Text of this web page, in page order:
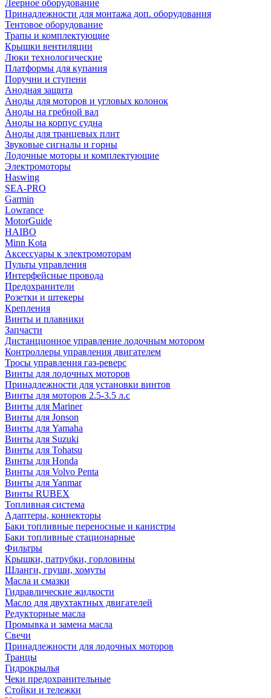
Леерное оборудование
Принадлежности для монтажа доп. оборудования
Тентовое оборудование
Трапы и комплектующие
Крышки вентиляции
Люки технологические
Платформы для купания
Поручни и ступени
Анодная защита
Аноды для моторов и угловых колонок
Аноды на гребной вал
Аноды на корпус судна
Аноды для транцевых плит
Звуковые сигналы и горны
Лодочные моторы и комплектующие
Электромоторы
Haswing
SEA-PRO
Garmin
Lowrance
MotorGuide
HAIBO
Minn Kota
Аксессуары к электромоторам
Пульты управления
Интерфейсные провода
Предохранители
Розетки и штекеры
Крепления
Винты и плавники
Запчасти
Дистанционное управление лодочным мотором
Контроллеры управления двигателем
Тросы управления газ-реверс
Винты для лодочных моторов
Принадлежности для установки винтов
Винты для моторов 2.5-3.5 л.с
Винты для Mariner
Винты для Jonson
Винты для Yamaha
Винты для Suzuki
Винты для Tohatsu
Винты для Honda
Винты для Volvo Penta
Винты для Yanmar
Винты RUBEX
Топливная система
Адаптеры, коннекторы
Баки топливные переносные и канистры
Баки топливные стационарные
Фильтры
Крышки, патрубки, горловины
Шланги, груши, хомуты
Масла и смазки
Гидравлические жидкости
Масло для двухтактных двигателей
Редукторные масла
Промывка и замена масла
Свечи
Принадлежности для лодочных моторов
Транцы
Гидрокрылья
Чеки предохранительные
Стойки и тележки